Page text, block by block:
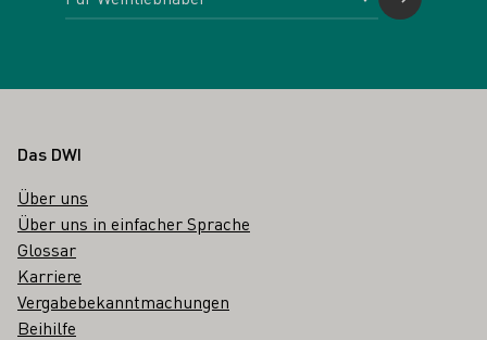
Fußbereich
Das DWI
Über uns
Über uns in einfacher Sprache
Glossar
Karriere
Vergabebekanntmachungen
Beihilfe